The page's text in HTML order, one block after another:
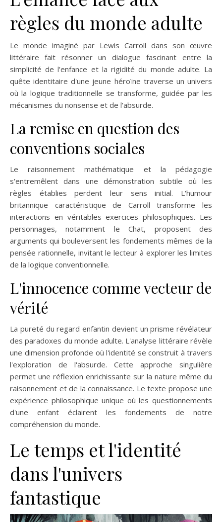
règles du monde adulte
Le monde imaginé par Lewis Carroll dans son œuvre
littéraire fait résonner un dialogue fascinant entre la
simplicité de l'enfance et la rigidité du monde adulte. La
quête identitaire d'une jeune héroïne traverse un univers
où la logique traditionnelle se transforme, guidée par les
mécanismes du nonsense et de l'absurde.
La remise en question des
conventions sociales
Le raisonnement mathématique et la pédagogie
s'entremêlent dans une démonstration subtile où les
règles établies perdent leur sens initial. L'humour
britannique caractéristique de Carroll transforme les
interactions en véritables exercices philosophiques. Les
personnages, notamment le Chat, proposent des
arguments qui bouleversent les fondements mêmes de la
pensée rationnelle, invitant le lecteur à explorer les limites
de la logique conventionnelle.
L'innocence comme vecteur de
vérité
La pureté du regard enfantin devient un prisme révélateur
des paradoxes du monde adulte. L'analyse littéraire révèle
une dimension profonde où l'identité se construit à travers
l'exploration de l'absurde. Cette approche singulière
permet une réflexion enrichissante sur la nature même du
raisonnement et de la connaissance. Le texte propose une
expérience philosophique unique où les questionnements
d'une enfant éclairent les fondements de notre
compréhension du monde.
Le temps et l'identité
dans l'univers
fantastique